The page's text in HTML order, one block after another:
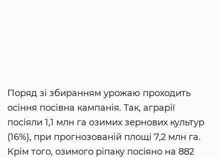
Поряд зі збиранням урожаю проходить
осіння посівна кампанія. Так, аграрії
посіяли 1,1 млн га озимих зернових культур
(16%), при прогнозованій площі 7,2 млн га.
Крім того, озимого ріпаку посіяно на 882